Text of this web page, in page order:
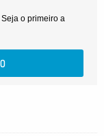
o primeiro a